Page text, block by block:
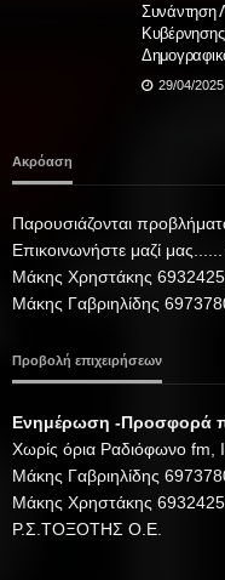
Συνάντηση
29/04/2025
Ακρόαση
Παρουσιάζονται
Επικοινωνήστε μαζί
Μάκης Χρηστάκης
Μάκης Γαβριηλίδης
Προβολή επιχειρήσεων
Ενημέρωση -Προσφορά
Xωρίς όρια Ραδιόφωνο fm,
Μάκης Γαβριηλίδης
Μάκης Χρηστάκης
Ρ.Σ.ΤΟΞΟΤΗΣ Ο.Ε.